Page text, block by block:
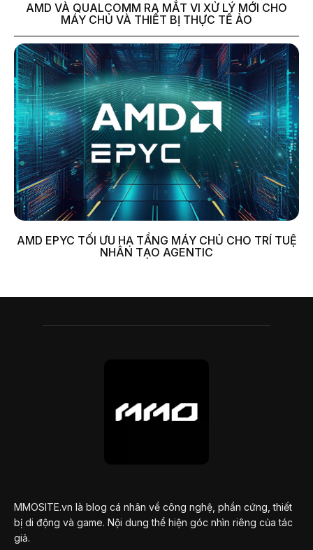
AMD VÀ QUALCOMM RA MẮT VI XỬ LÝ MỚI CHO
MÁY CHỦ VÀ THIẾT BỊ THỰC TẾ ẢO
AMD EPYC TỐI ƯU HẠ TẦNG MÁY CHỦ CHO TRÍ TUỆ
NHÂN TẠO AGENTIC
MMOSITE.vn là blog cá nhân về công nghệ, phần cứng, thiết
bị di động và game. Nội dung thể hiện góc nhìn riêng của tác
giả.